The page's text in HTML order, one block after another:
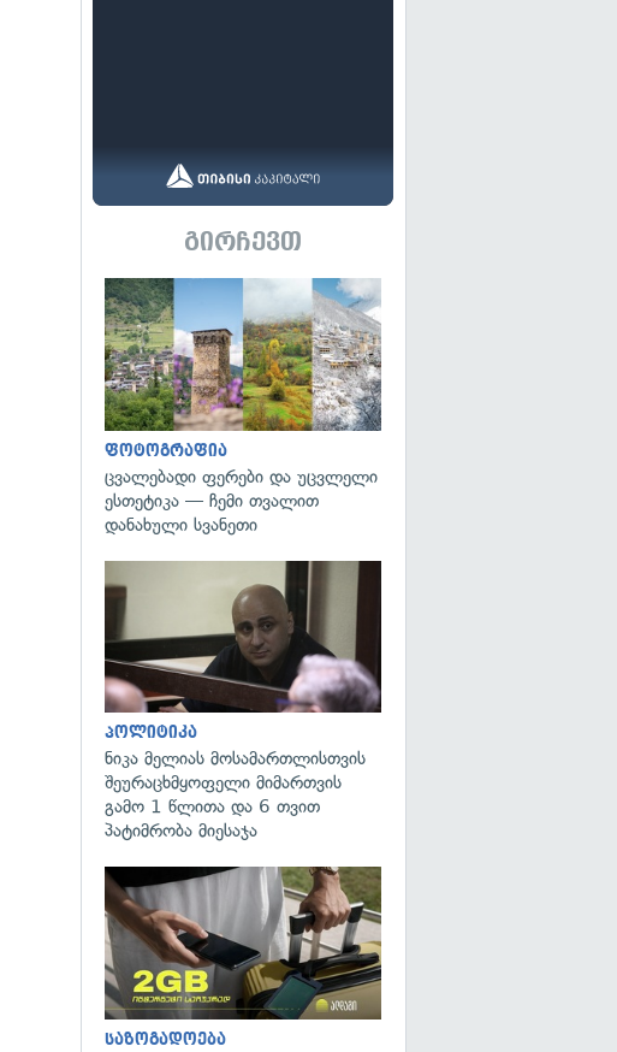
გირჩევთ
ფოტოგრაფია
ცვალებადი ფერები და უცვლელი
ესთეტიკა — ჩემი თვალით
დანახული სვანეთი
პოლიტიკა
ნიკა მელიას მოსამართლისთვის
შეურაცხმყოფელი მიმართვის
გამო 1 წლითა და 6 თვით
პატიმრობა მიესაჯა
საზოგადოება